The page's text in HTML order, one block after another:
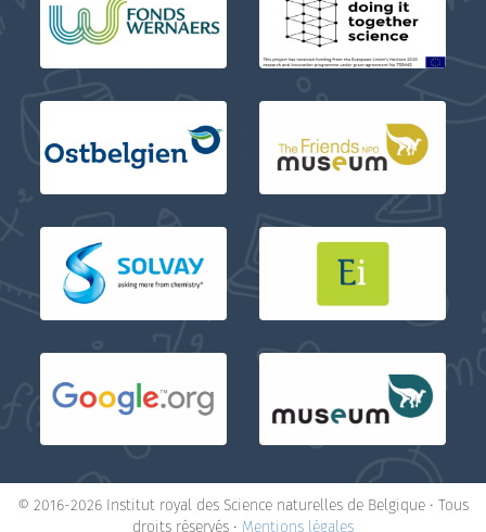
© 2016-2026 Institut royal des Science naturelles de Belgique • Tous
droits réservés • Mentions légales